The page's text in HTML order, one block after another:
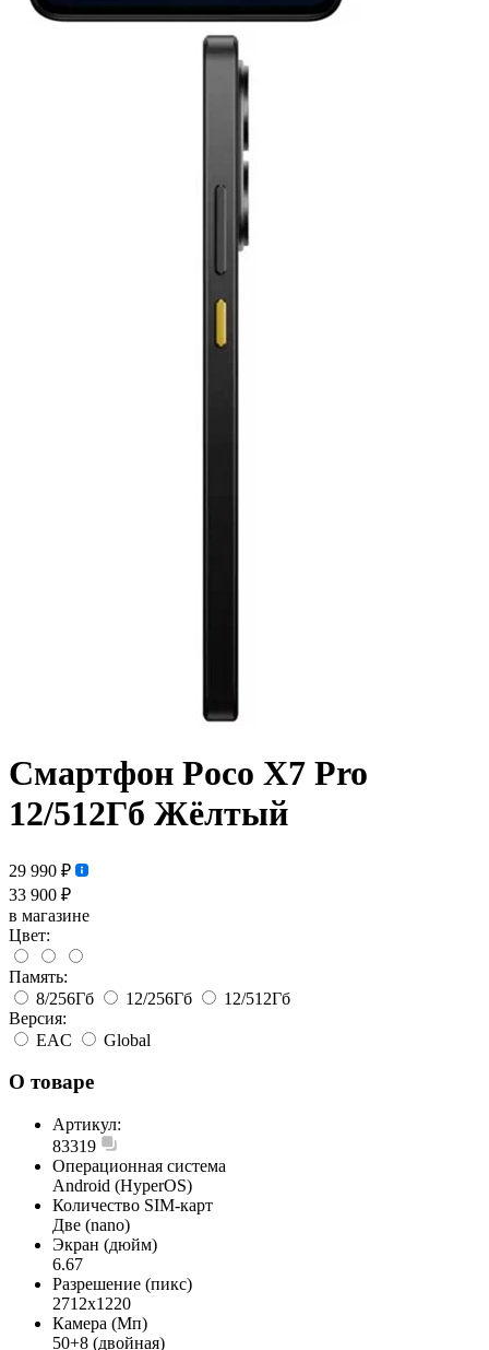
Смартфон Poco X7 Pro
12/512Гб Жёлтый
29 990 ₽
33 900 ₽
в магазине
Цвет:
Память:
8/256Гб
12/256Гб
12/512Гб
Версия:
EAC
Global
О товаре
Артикул:
83319
Операционная система
Android (HyperOS)
Количество SIM-карт
Две (nano)
Экран (дюйм)
6.67
Разрешение (пикс)
2712x1220
Камера (Мп)
50+8 (двойная)